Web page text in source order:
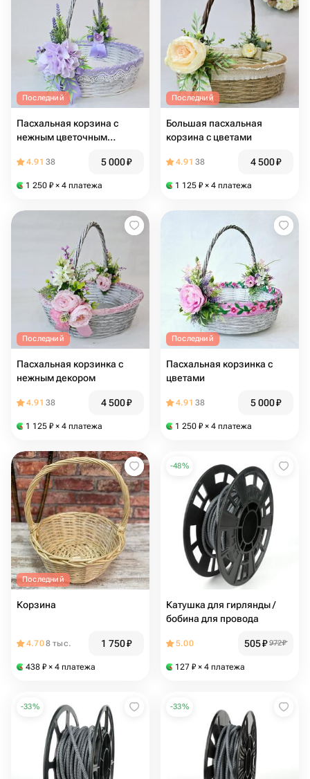
Последний
Пасхальная корзина с
нежным цветочным
4.91 38 5 000₽
1 250 ₽ × 4 платежа
Последний
Большая пасхальная
корзина с цветами
4.91 38 4 500₽
1 125 ₽ × 4 платежа
Последний
Пасхальная корзинка с
нежным декором
4.91 38 4 500₽
1 125 ₽ × 4 платежа
Последний
Пасхальная корзинка с
цветами
4.91 38 5 000₽
1 250 ₽ × 4 платежа
Последний
Корзина
4.708 тыс. 1 750₽
438 ₽ × 4 платежа
-48%
Катушка для гирлянды /
бобина для провода
5.00 505₽ 972₽
127 ₽ × 4 платежа
-33% -33%